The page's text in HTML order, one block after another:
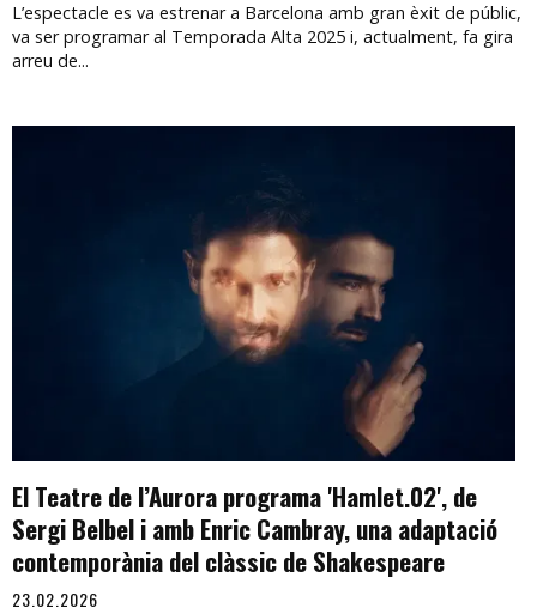
L’espectacle es va estrenar a Barcelona amb gran èxit de públic,
va ser programar al Temporada Alta 2025 i, actualment, fa gira
arreu de...
El Teatre de l’Aurora programa 'Hamlet.02', de
Sergi Belbel i amb Enric Cambray, una adaptació
contemporània del clàssic de Shakespeare
23.02.2026